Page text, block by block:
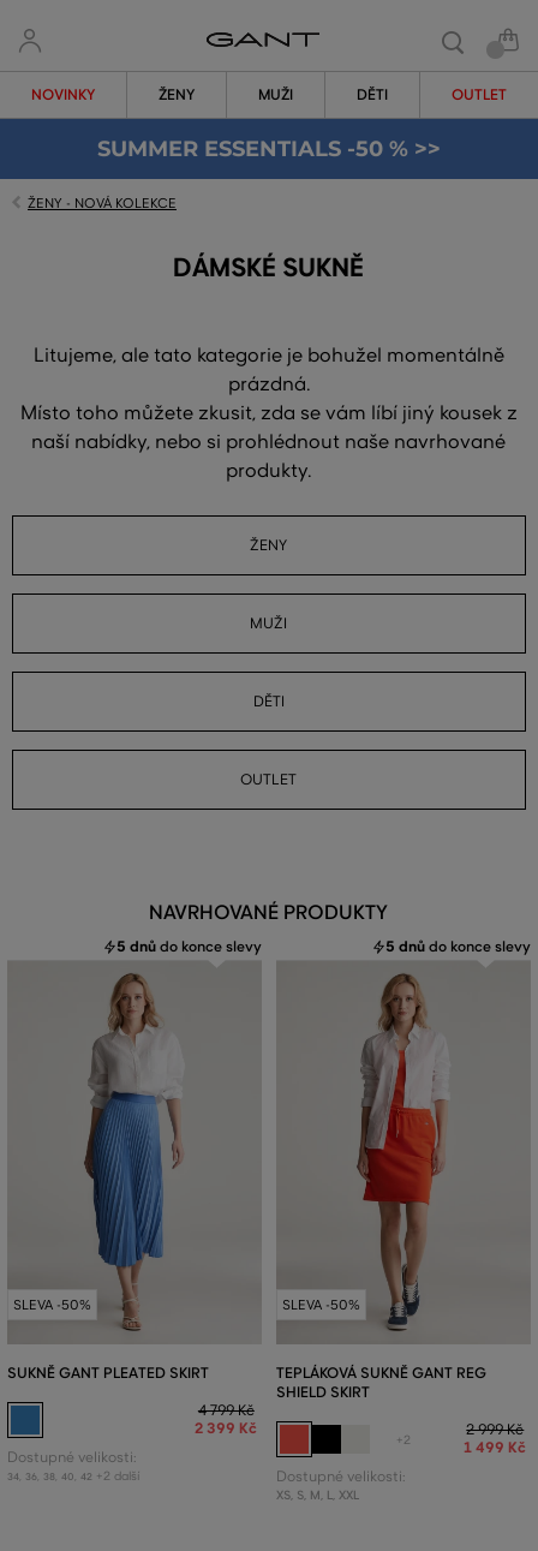
NOVINKY ŽENY MUŽI DĚTI OUTLET
SUMMER ESSENTIALS -50 % >>
ŽENY - NOVÁ KOLEKCE
DÁMSKÉ SUKNĚ
Litujeme, ale tato kategorie je bohužel momentálně
prázdná.
Místo toho můžete zkusit, zda se vám líbí jiný kousek z
naší nabídky, nebo si prohlédnout naše navrhované
produkty.
ŽENY
MUŽI
DĚTI
OUTLET
NAVRHOVANÉ PRODUKTY
5 dnů do konce slevy
SLEVA -50%
SUKNĚ GANT PLEATED SKIRT
4 799 Kč
2 399 Kč
Dostupné velikosti:
34 36 38 40 42 +2 další
5 dnů do konce slevy
SLEVA -50%
TEPLÁKOVÁ SUKNĚ GANT REG
SHIELD SKIRT
+2
2 999 Kč
1 499 Kč
Dostupné velikosti:
XS, S, M, L, XXL